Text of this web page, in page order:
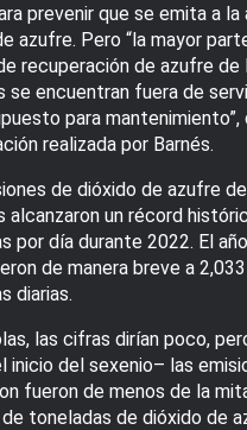
prevenir que se emita a
azufre. Pero “la mayor
recuperación de azufre de
se encuentran fuera de
para mantenimiento”,
realizada por Barnés.
de dióxido de azufre
alcanzaron un récord
por día durante 2022. El
de manera breve a
diarias.
las cifras dirían poco,
inicio del sexenio– las
fueron de menos de la
toneladas de dióxido de